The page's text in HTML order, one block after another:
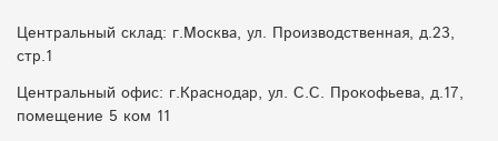
ливневые воды
купить емкость для воды
септик летом
биофильтрация в жару
Центральный склад: г.Москва, ул. Производственная, д.23,
стр.1
Центральный офис: г.Краснодар, ул. С.С. Прокофьева, д.17,
помещение 5 ком 11